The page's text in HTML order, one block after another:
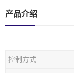
产品介绍
控制方式